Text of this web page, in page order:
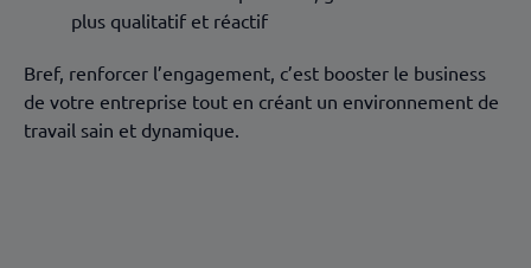
plus qualitatif et réactif
Bref, renforcer l’engagement, c’est booster le business
de votre entreprise tout en créant un environnement de
travail sain et dynamique.